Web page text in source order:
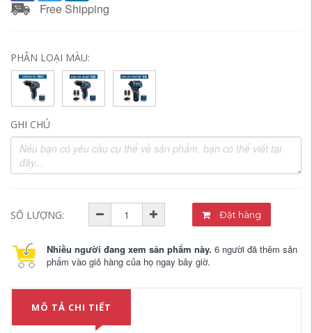
Free Shipping
PHÂN LOẠI MÀU:
GHI CHÚ
SỐ LƯỢNG: Đặt hàng
Nhiều người đang xem sản phẩm này. 6 người đã thêm sản
phẩm vào giỏ hàng của họ ngay bây giờ.
MÔ TẢ CHI TIẾT